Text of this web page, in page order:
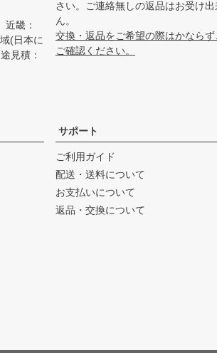
畿：
(日本に
見積：
さい。ご連絡無しの返品はお受け
ん。
交換・返品をご希望の際はかならず
ご確認ください。
サポート
ご利用ガイド
配送・送料について
お支払いについて
返品・交換について